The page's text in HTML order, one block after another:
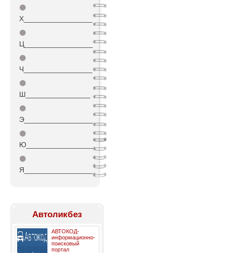
⚫
Х_________________
⚫
Ц_________________
⚫
Ч_________________
⚫
Ш________________
⚫
Э_________________
⚫
Ю_________________
⚫
Я_________________
Автоликбез
АВТОКОД-
информационно-
поисковый
портал